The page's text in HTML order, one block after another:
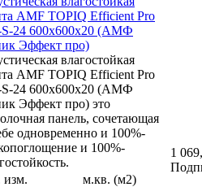
AMF TOPIQ Efficient Pro
24 600x600x20 (АМФ
Эффект про)
влагостойкая
AMF TOPIQ Efficient Pro
24 600x600x20 (АМФ
Эффект про) это
панель, сочетающая
одновременно и 100%-
и 100%-
изм.
м.кв. (м2)
1